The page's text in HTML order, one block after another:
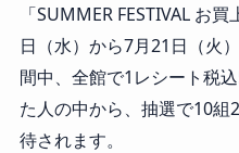
「SUMMER FESTIVAL お
日（水）から7月21日（火
間中、全館で1レシート税
た人の中から、抽選で10組
待されます。